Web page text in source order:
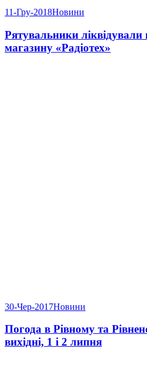
11-Гру-2018Новини
Рятувальники ліквідували
магазину «Радіотех»
30-Чер-2017Новини
Погода в Рівному та
вихідні, 1 і 2 липня